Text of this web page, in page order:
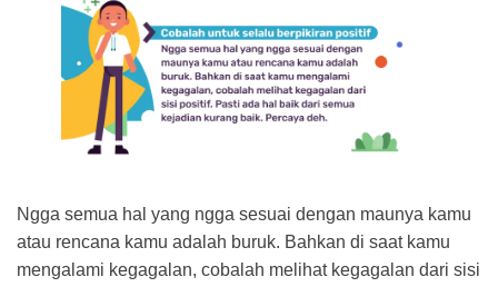
Ngga semua hal yang ngga sesuai dengan maunya kamu
atau rencana kamu adalah buruk. Bahkan di saat kamu
mengalami kegagalan, cobalah melihat kegagalan dari sisi